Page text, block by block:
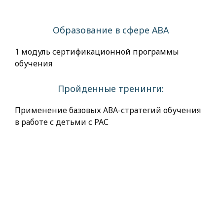
Образование в сфере АВА
1 модуль сертификационной программы
обучения
Пройденные тренинги:
Применение базовых АВА-стратегий обучения
в работе с детьми с РАС